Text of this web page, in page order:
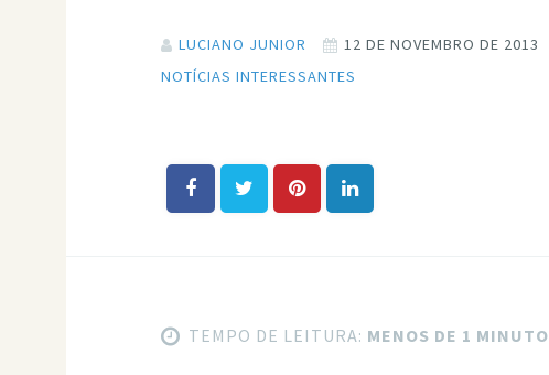
LUCIANO JUNIOR 12 DE NOVEMBRO DE 2013
NOTÍCIAS INTERESSANTES
TEMPO DE LEITURA: MENOS DE 1 MINUTO